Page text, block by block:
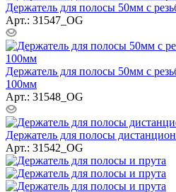
Держатель для полосы 50мм с
Арт.: 31547_ОG
Держатель для полосы 50мм с
100мм
Арт.: 31548_ОG
Держатель для полосы
Арт.: 31542_ОG